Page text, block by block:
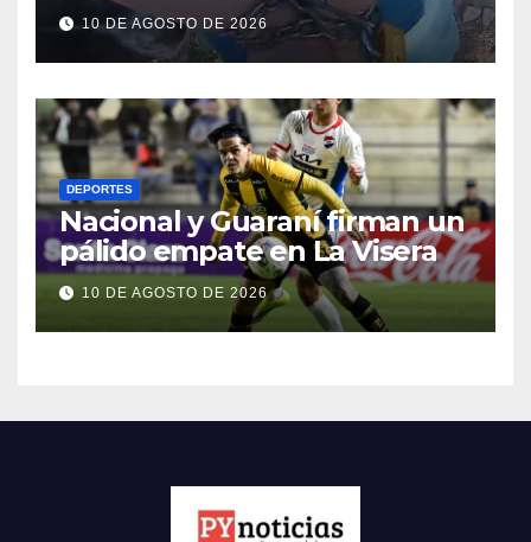
en Zeballos Cue, según
denuncia
10 DE AGOSTO DE 2026
DEPORTES
Nacional y Guaraní firman un
pálido empate en La Visera
10 DE AGOSTO DE 2026